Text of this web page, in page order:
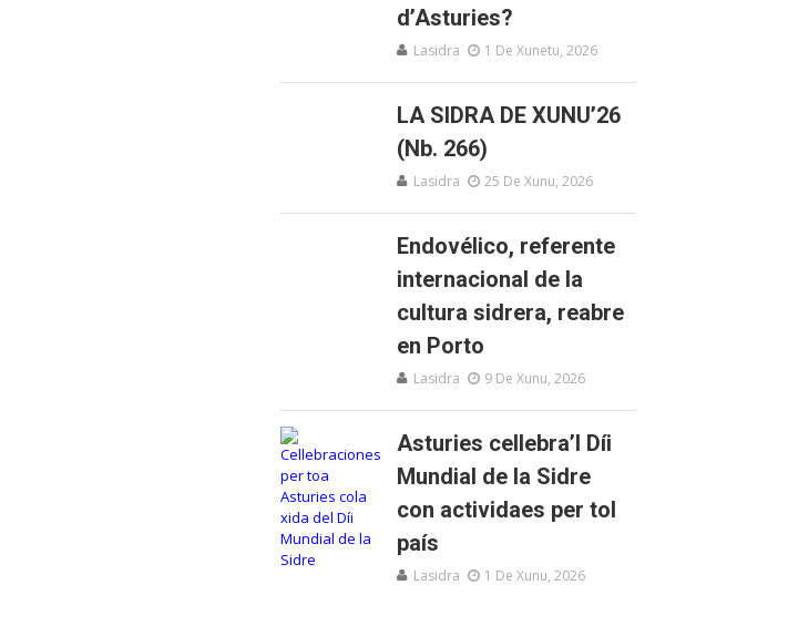
d’Asturies?
Lasidra 1 De Xunetu, 2026
LA SIDRA DE XUNU’26
(Nb. 266)
Lasidra 25 De Xunu, 2026
Endovélico, referente
internacional de la
cultura sidrera, reabre
en Porto
Lasidra 9 De Xunu, 2026
Asturies cellebra’l Díi
Mundial de la Sidre
con actividaes per tol
país
Lasidra 1 De Xunu, 2026